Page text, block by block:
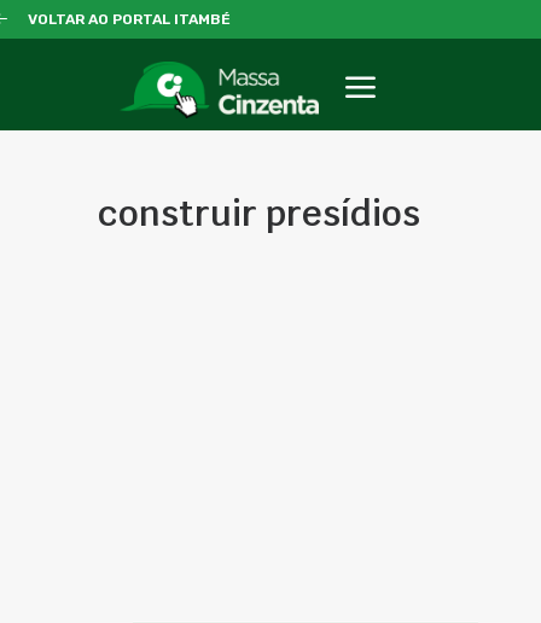
VOLTAR AO PORTAL ITAMBÉ
construir presídios